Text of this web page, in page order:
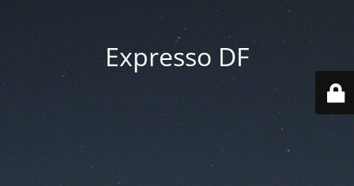
Expresso DF